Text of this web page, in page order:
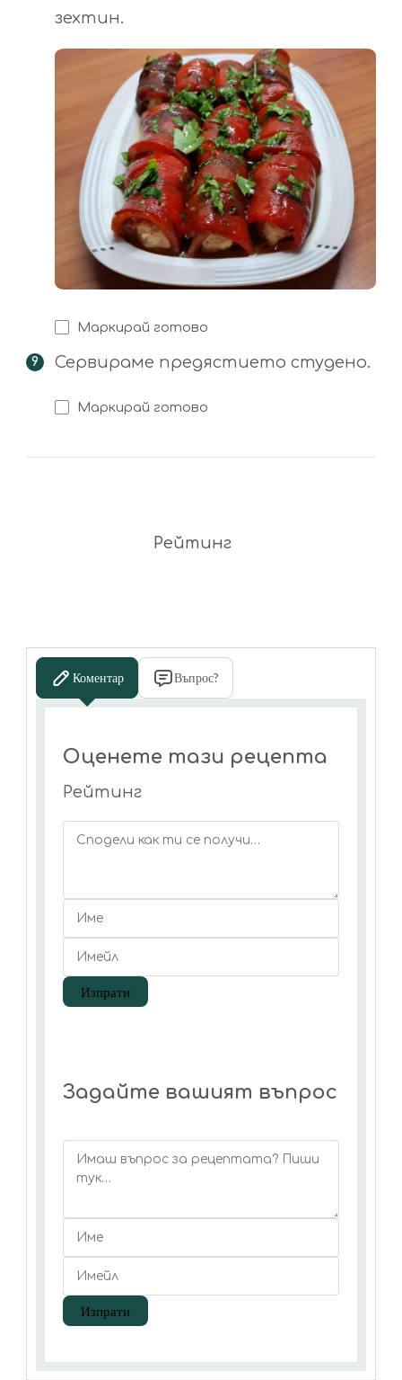
зехтин.
Маркирай готово
Сервираме предястието студено.
Маркирай готово
Рейтинг
Коментар Въпрос?
Оценете тази рецепта
Рейтинг
Задайте вашият въпрос